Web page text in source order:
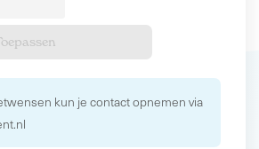
kun je contact opnemen via